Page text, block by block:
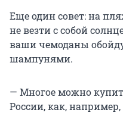
Еще один совет: на
не везти с собой
ваши чемоданы
шампунями.
— Многое можно
России, как,